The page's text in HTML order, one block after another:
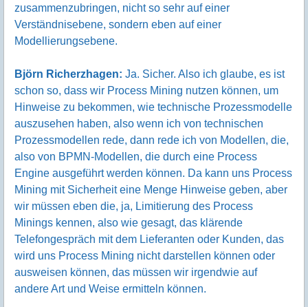
zusammenzubringen, nicht so sehr auf einer
Verständnisebene, sondern eben auf einer
Modellierungsebene.
Björn Richerzhagen: Ja. Sicher. Also ich glaube, es ist
schon so, dass wir Process Mining nutzen können, um
Hinweise zu bekommen, wie technische Prozessmodelle
auszusehen haben, also wenn ich von technischen
Prozessmodellen rede, dann rede ich von Modellen, die,
also von BPMN-Modellen, die durch eine Process
Engine ausgeführt werden können. Da kann uns Process
Mining mit Sicherheit eine Menge Hinweise geben, aber
wir müssen eben die, ja, Limitierung des Process
Minings kennen, also wie gesagt, das klärende
Telefongespräch mit dem Lieferanten oder Kunden, das
wird uns Process Mining nicht darstellen können oder
ausweisen können, das müssen wir irgendwie auf
andere Art und Weise ermitteln können.